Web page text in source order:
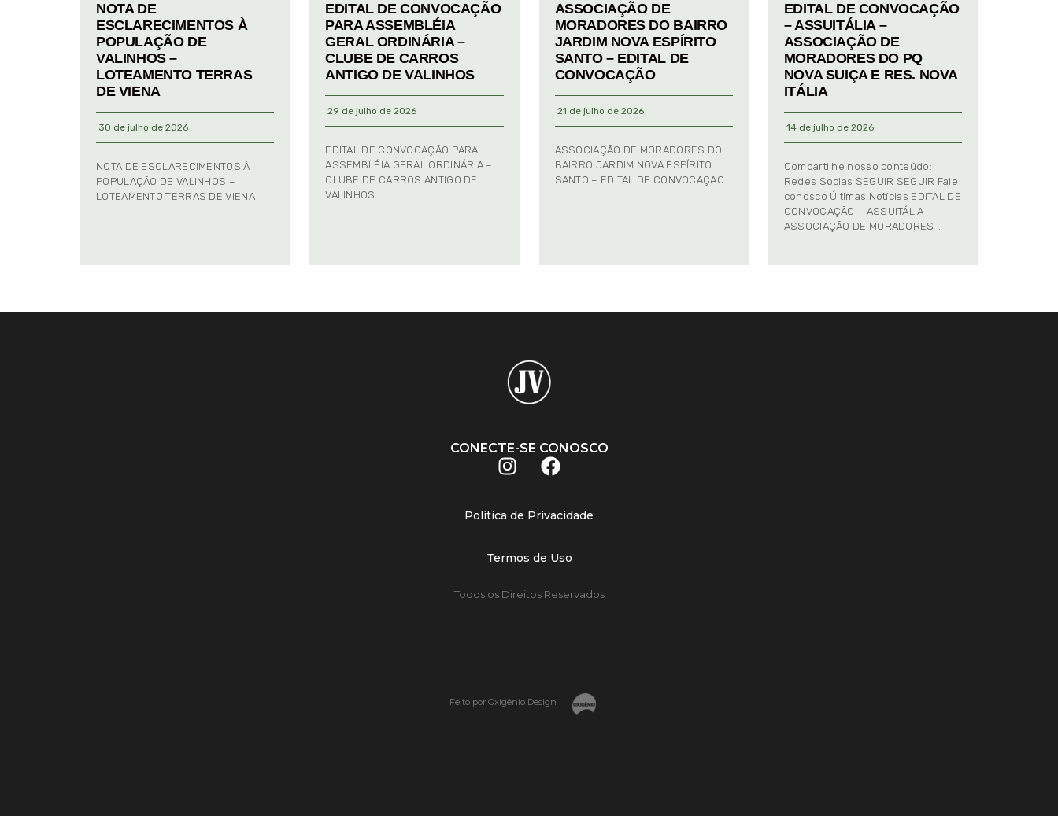
NOTA DE
ESCLARECIMENTOS À
POPULAÇÃO DE
VALINHOS –
LOTEAMENTO TERRAS
DE VIENA
30 de julho de 2026
NOTA DE ESCLARECIMENTOS À
POPULAÇÃO DE VALINHOS –
LOTEAMENTO TERRAS DE VIENA
EDITAL DE CONVOCAÇÃO
PARA ASSEMBLÉIA
GERAL ORDINÁRIA –
CLUBE DE CARROS
ANTIGO DE VALINHOS
29 de julho de 2026
EDITAL DE CONVOCAÇÃO PARA
ASSEMBLÉIA GERAL ORDINÁRIA –
CLUBE DE CARROS ANTIGO DE
VALINHOS
ASSOCIAÇÃO DE
MORADORES DO BAIRRO
JARDIM NOVA ESPÍRITO
SANTO – EDITAL DE
CONVOCAÇÃO
21 de julho de 2026
ASSOCIAÇÃO DE MORADORES DO
BAIRRO JARDIM NOVA ESPÍRITO
SANTO – EDITAL DE CONVOCAÇÃO
EDITAL DE CONVOCAÇÃO
– ASSUITÁLIA –
ASSOCIAÇÃO DE
MORADORES DO PQ
NOVA SUIÇA E RES. NOVA
ITÁLIA
14 de julho de 2026
Compartilhe nosso conteúdo:
Redes Socias SEGUIR SEGUIR Fale
conosco Últimas Notícias EDITAL DE
CONVOCAÇÃO – ASSUITÁLIA –
ASSOCIAÇÃO DE MORADORES …
CONECTE-SE CONOSCO
Política de Privacidade
Termos de Uso
Todos os Direitos Reservados
Feito por Oxigênio Design